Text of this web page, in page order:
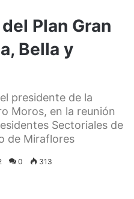
Plan Gran
Bella y
presidente de la
Moros, en la reunión
Sectoriales de
de Miraflores
0 313